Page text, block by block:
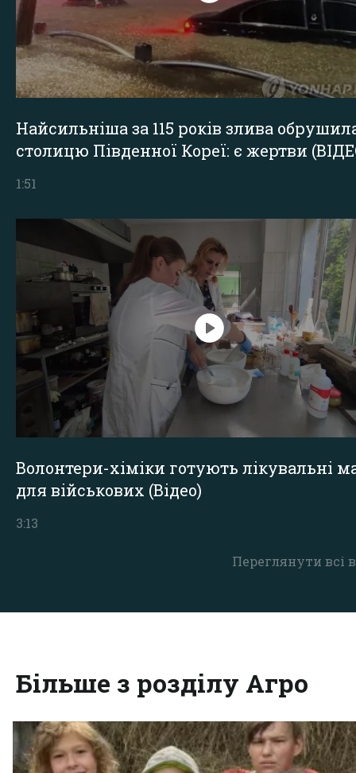
Переглянути всі
Найсильніша за 115 років злива
столицю Південної Кореї: є жертви
1:51
Волонтери-хіміки готують лікувальні
для військових (Відео)
3:13
Більше з розділу Агро